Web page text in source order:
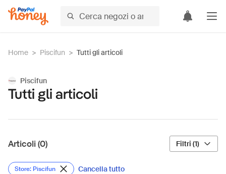
Home > Piscifun > Tutti gli articoli
Piscifun
Tutti gli articoli
Articoli (0) Filtri (1)
Store: Piscifun Cancella tutto